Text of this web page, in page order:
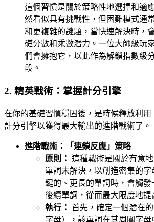
這個習慣是關於策略性地選擇和適
然看似具有挑戰性，但困難模式通
和更複雜的謎題，當快速解決時，
礎分數和乘數潛力。一位大師級玩
們會擁抱它，以此作為解鎖指數級
段。
2. 精英戰術：掌握計分引擎
在你的基礎習慣穩固後，是時候釋放利用
計分引擎以獲得最大輸出的進階戰術了。
進階戰術：「連鎖反應」策略
原則： 這種戰術是關於有意
單詞未解決，以創造密集的
鍵的、更長的單詞時，會觸
後續單詞，從而最大限度地提
執行： 首先，確定一個潛在
字母），該單詞在其周圍字母